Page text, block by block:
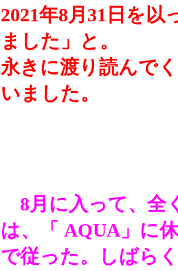
2021年8月31日を
ました」と。
永きに渡り読んで
いました。
8月に入って、全
は、「 AQUA」に
で従った。しばら